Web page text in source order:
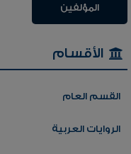
المؤلفين
الأقسام
القسم العام
الروايات العربية